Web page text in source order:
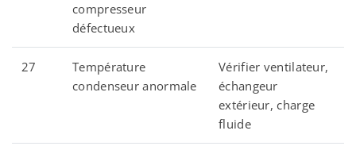
compresseur
défectueux
27
Température
condenseur anormale
Vérifier ventilateur,
échangeur
extérieur, charge
fluide